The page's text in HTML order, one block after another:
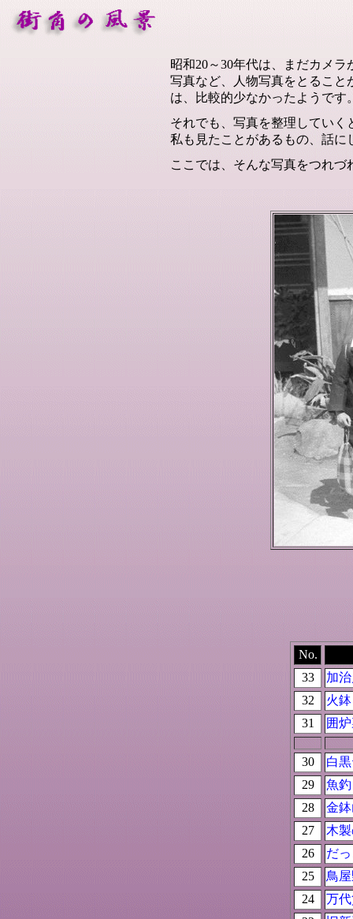
昭和20～30年代は、まだカメ
写真など、人物写真をとること
は、比較的少なかったようです
それでも、写真を整理してい
私も見たことがあるもの、話に
ここでは、そんな写真をつれ
No.
33
加
32
火鉢
31
囲
30
白
29
魚
28
金
27
木
26
だ
25
鳥
24
万